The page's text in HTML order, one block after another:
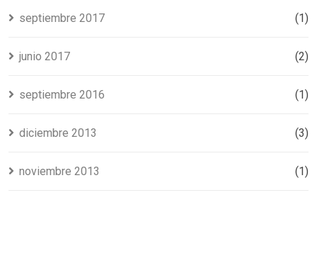
septiembre 2017 (1)
junio 2017 (2)
septiembre 2016 (1)
diciembre 2013 (3)
noviembre 2013 (1)